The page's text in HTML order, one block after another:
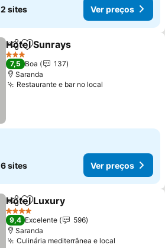
2 sites Ver preços
PartilharAdicionar aos favoritos
Hotel Sunrays
3 Estrelas
7,5 Boa
137
Saranda
Restaurante e bar no local
6 sites Ver preços
PartilharAdicionar aos favoritos
Hotel Luxury
4 Estrelas
9,4 Excelente
596
Saranda
Culinária mediterrânea e local